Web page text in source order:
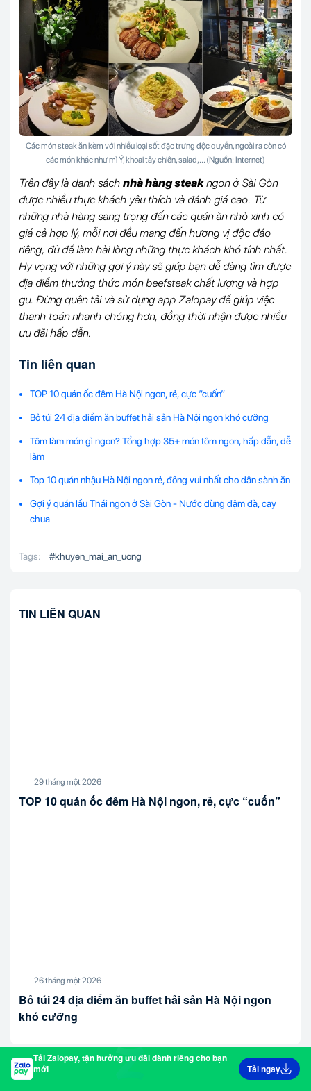
Tải Zalopay, tận hưởng ưu đãi dành riêng cho bạn
mới
Tải ngay
Các món steak ăn kèm với nhiều loại sốt đặc trưng độc quyền, ngoài ra còn có
các món khác như mì Ý, khoai tây chiên, salad,... (Nguồn: Internet)
Trên đây là danh sách nhà hàng steakngon ở Sài Gòn
được nhiều thực khách yêu thích và đánh giá cao. Từ
những nhà hàng sang trọng đến các quán ăn nhỏ xinh có
giá cả hợp lý, mỗi nơi đều mang đến hương vị độc đáo
riêng, đủ để làm hài lòng những thực khách khó tính nhất.
Hy vọng với những gợi ý này sẽ giúp bạn dễ dàng tìm được
địa điểm thưởng thức món beefsteak chất lượng và hợp
gu. Đừng quên tải và sử dụng app Zalopay để giúp việc
thanh toán nhanh chóng hơn, đồng thời nhận được nhiều
ưu đãi hấp dẫn.
Tin liên quan
TOP 10 quán ốc đêm Hà Nội ngon, rẻ, cực “cuốn”
Bỏ túi 24 địa điểm ăn buffet hải sản Hà Nội ngon khó cưỡng
Tôm làm món gì ngon? Tổng hợp 35+ món tôm ngon, hấp dẫn, dễ
làm
Top 10 quán nhậu Hà Nội ngon rẻ, đông vui nhất cho dân sành ăn
Gợi ý quán lẩu Thái ngon ở Sài Gòn - Nước dùng đậm đà, cay
chua
Tags: #khuyen_mai_an_uong
TIN LIÊN QUAN
29 tháng một 2026
TOP 10 quán ốc đêm Hà Nội ngon, rẻ, cực “cuốn”
26 tháng một 2026
Bỏ túi 24 địa điểm ăn buffet hải sản Hà Nội ngon
khó cưỡng